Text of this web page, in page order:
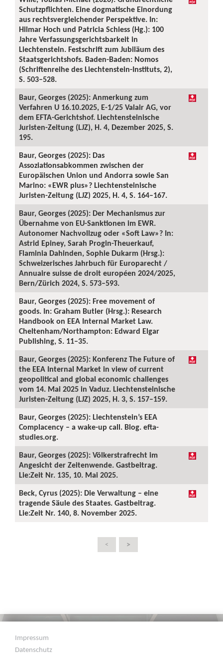
Schutzpflichten. Eine dogmatische Einordung
aus rechtsvergleichender Perspektive. In:
Hilmar Hoch und Patricia Schiess (Hg.): 100
Jahre Verfassungsgerichtsbarkeit in
Liechtenstein. Festschrift zum Jubiläum des
Staatsgerichtshofs. Baden-Baden: Nomos
(Schriftenreihe des Liechtenstein-Instituts, 2),
S. 503–528.
Baur, Georges (2025): Anmerkung zum
Verfahren U 16.10.2025, E-1/25 Valair AG, vor
dem EFTA-Gerichtshof. Liechtensteinische
Juristen-Zeitung (LJZ), H. 4, Dezember 2025, S.
195.
Baur, Georges (2025): Das
Assoziationsabkommen zwischen der
Europäischen Union und Andorra sowie San
Marino: «EWR plus»? Liechtensteinische
Juristen-Zeitung (LJZ) 2025, H. 4, S. 164–167.
Baur, Georges (2025): Der Mechanismus zur
Übernahme von EU-Sanktionen im EWR.
Autonomer Nachvollzug oder «Soft Law»? In:
Astrid Epiney, Sarah Progin-Theuerkauf,
Flaminia Dahinden, Sophie Dukarm (Hrsg.):
Schweizerisches Jahrbuch für Europarecht /
Annuaire suisse de droit européen 2024/2025,
Bern/Zürich 2024, S. 573–593.
Baur, Georges (2025): Free movement of
goods. In: Graham Butler (Hrsg.): Research
Handbook on EEA Internal Market Law.
Cheltenham/Northampton: Edward Elgar
Publishing, S. 11–35.
Baur, Georges (2025): Konferenz The Future of
the EEA Internal Market in view of current
geopolitical and global economic challenges
vom 14. Mai 2025 in Vaduz. Liechtensteinische
Juristen-Zeitung (LJZ) 2025, H. 3, S. 157–159.
Baur, Georges (2025): Liechtenstein’s EEA
Complacency – a wake-up call. Blog. efta-
studies.org.
Baur, Georges (2025): Völkerstrafrecht im
Angesicht der Zeitenwende. Gastbeitrag.
Lie:Zeit Nr. 135, 10. Mai 2025.
Beck, Cyrus (2025): Die Verwaltung – eine
tragende Säule des Staates. Gastbeitrag.
Lie:Zeit Nr. 140, 8. November 2025.
< >
Impressum
Datenschutz